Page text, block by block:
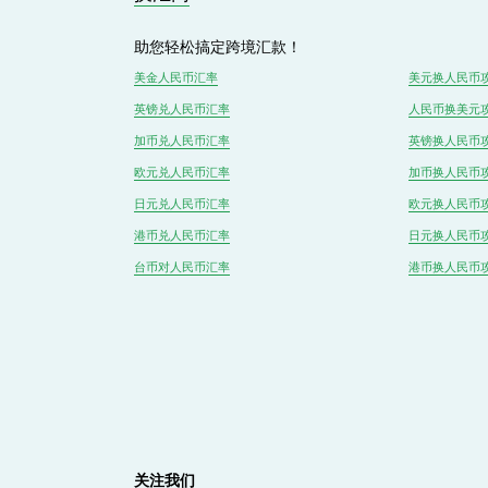
助您轻松搞定跨境汇款！
美金人民币汇率
英镑兑人民币汇率
加币兑人民币汇率
欧元兑人民币汇率
日元兑人民币汇率
港币兑人民币汇率
台币对人民币汇率
美元换人民币
人民币换美元
英镑换人民币
加币换人民币
欧元换人民币
日元换人民币
港币换人民币
关注我们